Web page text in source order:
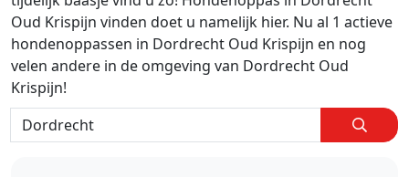
Oud Krispijn vinden doet u namelijk hier. Nu al 1 actieve
hondenoppassen in Dordrecht Oud Krispijn en nog
velen andere in de omgeving van Dordrecht Oud
Krispijn!